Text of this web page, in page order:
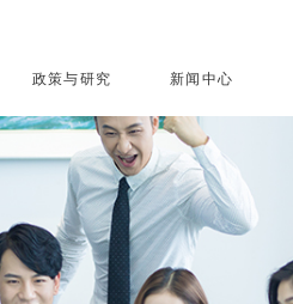
政策与研究 新闻中心